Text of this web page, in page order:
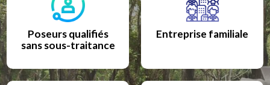
Poseurs qualifiés
sans sous-traitance
Entreprise familiale